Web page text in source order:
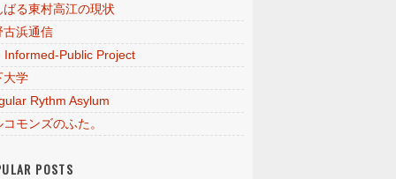
ばる東村高江の現状
古浜通信
Informed-Public Project
大学
Rythm Asylum
モンズのふた。
POSTS